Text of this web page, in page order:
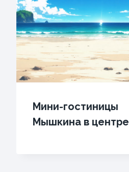
Мини-гостиницы
Мышкина в центре